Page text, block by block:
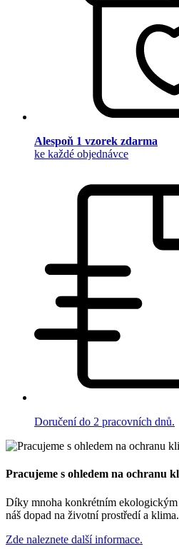
Alespoň 1 vzorek zdarma
ke každé objednávce
Doručení do 2 pracovních dnů.
Pracujeme s ohledem na ochranu
Díky mnoha konkrétním
náš dopad na životní prostředí a klima.
Zde naleznete další informace.